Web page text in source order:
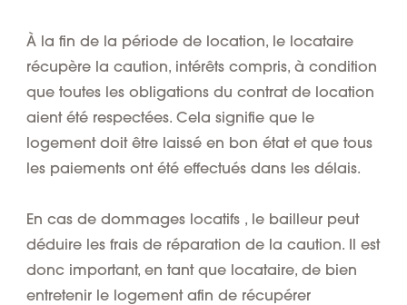
À la fin de la période de location, le locataire
récupère la caution, intérêtscompris, à condition
que toutes les obligations du contrat de location
aient été respectées. Cela signifie que le
logement doit être laissé en bon état et que tous
les paiements ont été effectués dans les délais.
En cas de dommages locatifs , le bailleur peut
déduire les frais de réparation de la caution. Il est
donc important, en tant que locataire, de bien
entretenir le logement afin de récupérer